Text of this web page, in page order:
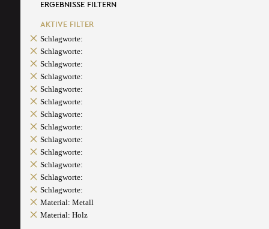
ERGEBNISSE FILTERN
AKTIVE FILTER
Schlagworte:
Schlagworte:
Schlagworte:
Schlagworte:
Schlagworte:
Schlagworte:
Schlagworte:
Schlagworte:
Schlagworte:
Schlagworte:
Schlagworte:
Schlagworte:
Schlagworte:
Material: Metall
Material: Holz